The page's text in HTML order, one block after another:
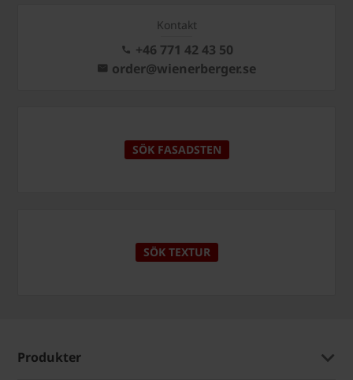
Kontakt
+46 771 42 43 50
order@wienerberger.se
SÖK FASADSTEN
SÖK TEXTUR
Produkter